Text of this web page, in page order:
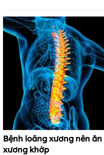
Bệnh loãng xương nên
xương khớp